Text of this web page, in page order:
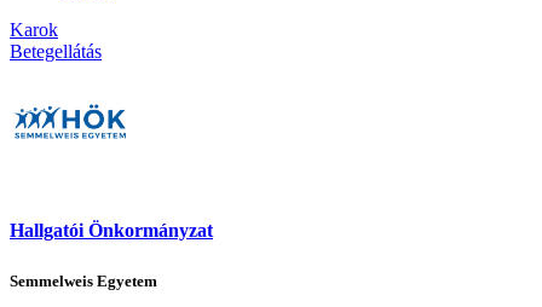
Karok
Betegellátás
Hallgatói Önkormányzat
Semmelweis Egyetem